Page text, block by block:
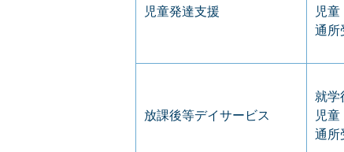
児童発達支援
児童
通所
放課後等デイサービス
就学
児童
通所